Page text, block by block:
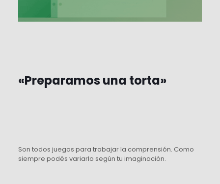
«Preparamos una torta»
Son todos juegos para trabajar la comprensión. Como
siempre podés variarlo según tu imaginación.